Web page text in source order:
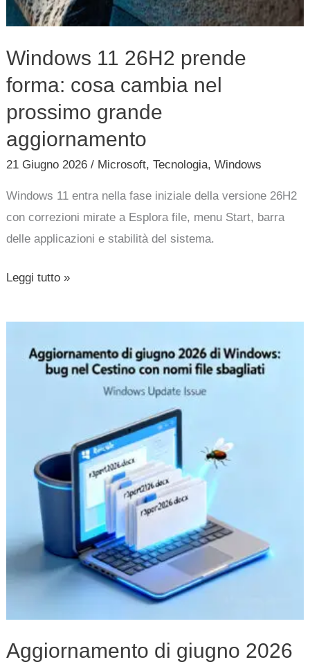
Windows 11 26H2 prende
forma: cosa cambia nel
prossimo grande
aggiornamento
21 Giugno 2026/ Microsoft,Tecnologia,Windows
Windows 11 entra nella fase iniziale della versione 26H2
con correzioni mirate a Esplora file, menu Start, barra
delle applicazioni e stabilità del sistema.
Leggi tutto »
Aggiornamento di giugno 2026
Cestino
nomi